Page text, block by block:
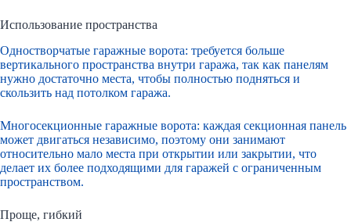
Использование пространства
Одностворчатые гаражные ворота: требуется больше
вертикального пространства внутри гаража, так как панелям
нужно достаточно места, чтобы полностью подняться и
скользить над потолком гаража.
Многосекционные гаражные ворота: каждая секционная панель
может двигаться независимо, поэтому они занимают
относительно мало места при открытии или закрытии, что
делает их более подходящими для гаражей с ограниченным
пространством.
Проще, гибкий